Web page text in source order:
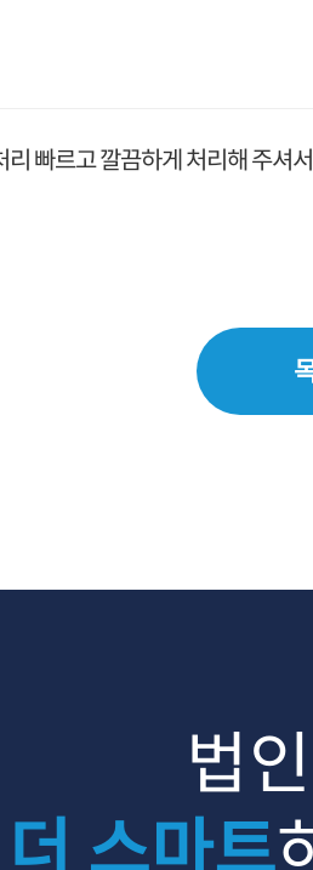
빠르고 깔끔하게 처리해 주셔
법
더 스마트